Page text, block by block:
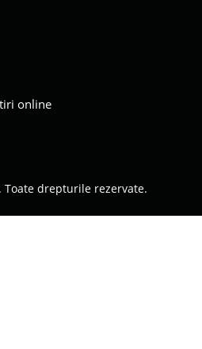
online
drepturile rezervate.